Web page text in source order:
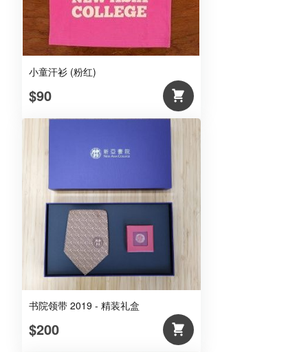
小童汗衫 (粉红)
$90
书院领带 2019 - 精装礼盒
$200